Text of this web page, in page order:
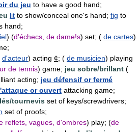
du jeu to have a good hand;
lit to show/conceal one's hand; fig to
hand;
) (d'échecs, de dame!s) set; ( de cartes)
d'acteur) acting ¢; ( de musicien) playing
de tennis) game; jeu sobre/brillant (
acting; jeu défensif or fermé
or ouvert attacking game;
tournevis set of keys/screwdrivers;
set of proofs;
reflets, vagues, d'ombres) play; (de